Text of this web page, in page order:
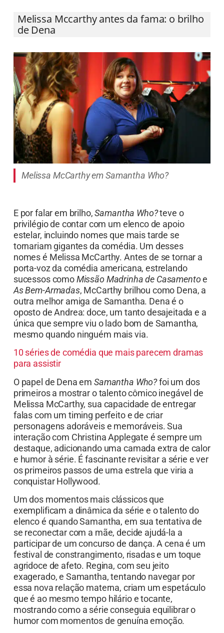
Melissa Mccarthy antes da fama: o brilho
de Dena
Melissa McCarthy em Samantha Who?
E por falar em brilho,Samantha Who?teve o
privilégio de contar com um elenco de apoio
estelar, incluindo nomes que mais tarde se
tornariam gigantes da comédia. Um desses
nomes é Melissa McCarthy. Antes de se tornar a
porta-voz da comédia americana, estrelando
sucessos comoMissão Madrinha de Casamentoe
As Bem-Armadas, McCarthy brilhou como Dena, a
outra melhor amiga de Samantha. Dena é o
oposto de Andrea: doce, um tanto desajeitada e a
única que sempre viu o lado bom de Samantha,
mesmo quando ninguém mais via.
10 séries de comédia que mais parecem dramas
para assistir
O papel de Dena emSamantha Who?foi um dos
primeiros a mostrar o talento cômico inegável de
Melissa McCarthy, sua capacidade de entregar
falas com um timing perfeito e de criar
personagens adoráveis e memoráveis. Sua
interação com Christina Applegate é sempre um
destaque, adicionando uma camada extra de calor
e humor à série. É fascinante revisitar a série e ver
os primeiros passos de uma estrela que viria a
conquistar Hollywood.
Um dos momentos mais clássicos que
exemplificam a dinâmica da série e o talento do
elenco é quando Samantha, em sua tentativa de
se reconectar com a mãe, decide ajudá-la a
participar de um concurso de dança. A cena é um
festival de constrangimento, risadas e um toque
agridoce de afeto. Regina, com seu jeito
exagerado, e Samantha, tentando navegar por
essa nova relação materna, criam um espetáculo
que é ao mesmo tempo hilário e tocante,
mostrando como a série conseguia equilibrar o
humor com momentos de genuína emoção.